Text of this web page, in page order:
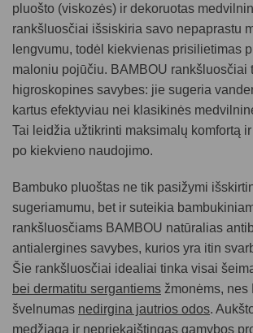
pluošto (viskozės) ir dekoruotas
rankšluosčiai išsiskiria savo nepaprastu
lengvumu, todėl kiekvienas prisilietimas
maloniu pojūčiu. BAMBOU rankšluosčiai
higroskopines savybes: jie sugeria
kartus efektyviau nei klasikinės
Tai leidžia užtikrinti maksimalų komfortą
po kiekvieno naudojimo.
Bambuko pluoštas ne tik pasižymi
sugeriamumu, bet ir suteikia
rankšluosčiams BAMBOU natūralias
antialergines savybes, kurios yra itin
Šie rankšluosčiai idealiai tinka visai
bei dermatitu sergantiems žmonėms, nes
švelnumas nedirgina jautrios odos.
medžiaga ir nepriekaištingas gamybos